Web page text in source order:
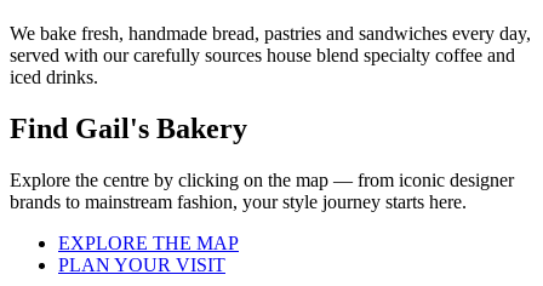
We bake fresh, handmade bread, pastries and sandwiches every day,
served with our carefully sources house blend specialty coffee and
iced drinks.
Find Gail's Bakery
Explore the centre by clicking on the map — from iconic designer
brands to mainstream fashion, your style journey starts here.
EXPLORE THE MAP
PLAN YOUR VISIT